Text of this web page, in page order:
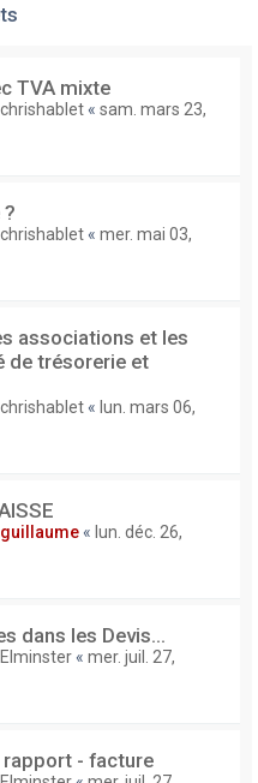
TVA mixte
chrishablet « sam. mars 23,
chrishablet « mer. mai 03,
associations et les
de trésorerie et
chrishablet « lun. mars 06,
guillaume « lun. déc. 26,
dans les Devis...
Elminster « mer. juil. 27,
rapport - facture